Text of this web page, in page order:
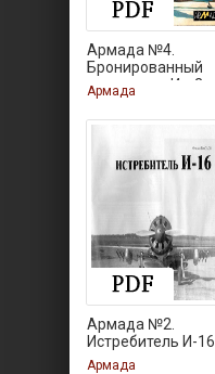
Армада №4.
Бронированный
штурмовик Ил-2
Армада
Армада №2.
Истребитель И-16
Армада